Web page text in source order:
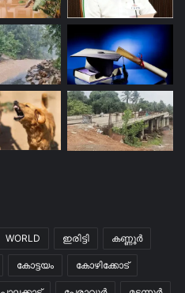
WORLD ഇരിട്ടി കണ്ണൂർ
കോട്ടയം കോഴിക്കോട്